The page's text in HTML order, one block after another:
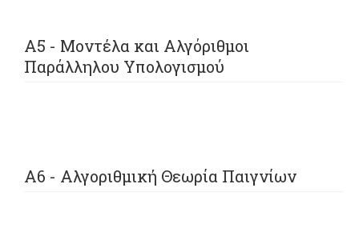
Α5 - Μοντέλα και Αλγόριθμοι
Παράλληλου Υπολογισμού
Α6 - Αλγοριθμική Θεωρία Παιγνίων